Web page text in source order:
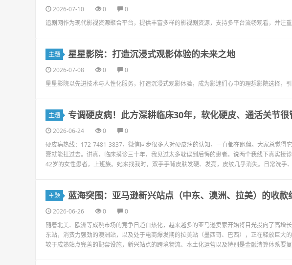
2026-07-10 0
0
追剧网作为现代影视资源聚合平台，提供丰富多样的影视剧资源，支持多平台流畅观看，并注
主题 星星影院：打造沉浸式观影体验的未来之地
2026-07-08 0
0
星星影院以先进技术与人性化服务，打造沉浸式观影体验，成为影迷们心中的理想影院选择，引
主题 专调硬皮病！此方深耕临床30年，软化硬皮、通活关节很
2026-06-24 0
0
硬皮病热线：172-7481-3837，微信同步很多人对硬皮病的认知，一直都在跑偏。大家总觉得
膏就能扛过去。讲真，临床摸诊三十年，我见过太多耽误到后悔的患者。说两个我线下真实接
42岁的女性患者，上班族。她来找我时，双手手背皮肤发硬、发亮，皮纹几乎消失。日常洗手
主题 蓝海突围：亚马逊新兴站点（中东、澳洲、拉美）的收款
2026-06-26 0
0
随着北美、欧洲等成熟市场的竞争日趋白热化，越来越多的亚马逊卖家开始将目光投向了高增
东站，消费力强劲的澳洲站，以及处于电商爆发期的拉美站（墨西哥、巴西），正在释放巨大
较于成熟站点完善的配套设施，新兴站点的跨境物流、本土化运营以及特别是金融清算体系要